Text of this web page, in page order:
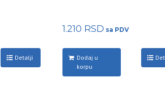
Detalji
1.210 RSD
Dodaj u
korpu